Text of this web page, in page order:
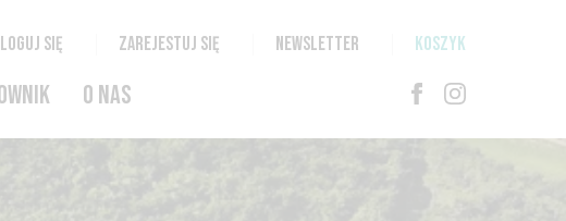
SIĘ ZAREJESTUJ SIĘ NEWSLETTER KOSZYK
O NAS